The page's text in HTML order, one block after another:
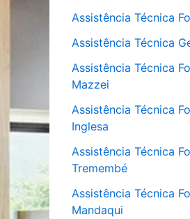
Assistência Técnica
Assistência Técnica
Assistência Técnica
Mazzei
Assistência Técnica
Inglesa
Assistência Técnica
Tremembé
Assistência Técnica
Mandaqui